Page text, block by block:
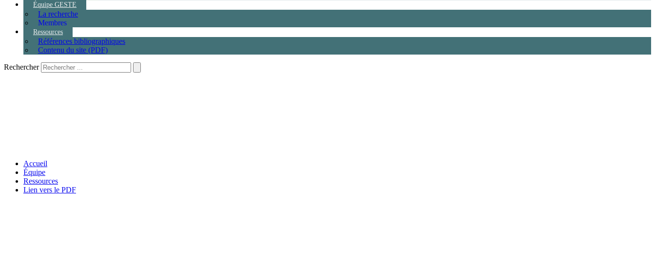
Équipe GESTE
La recherche
Membres
Ressources
Références bibliographiques
Contenu du site (PDF)
Rechercher
Accueil
Équipe
Ressources
Lien vers le PDF